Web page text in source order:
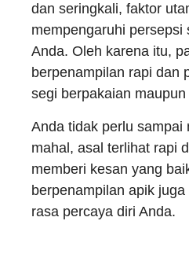
dan seringkali, faktor
mempengaruhi persepsi
Anda. Oleh karena itu,
berpenampilan rapi dan
segi berpakaian
Anda tidak perlu sampai
mahal, asal terlihat rapi
memberi kesan yang
berpenampilan apik
rasa percaya diri Anda.